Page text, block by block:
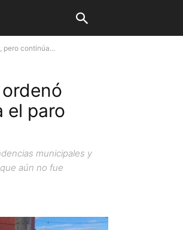
pero continúa...
el paro
municipales y
aún no fue